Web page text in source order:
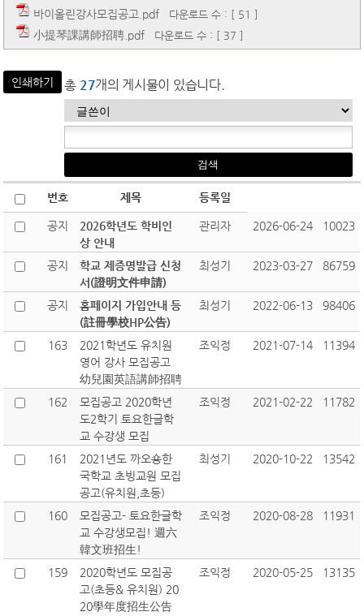
바이올린강사모집공고.pdf 다운로드 수 : [ 51 ]
小提琴課講師招聘.pdf 다운로드 수 : [ 37 ]
인쇄하기 총 27개의 게시물이 있습니다.
번호 제목 등록일
공지
2026학년도 학비인
상 안내
관리자 2026-06-24 10023
공지
학교 제증명발급 신청
서(證明文件申請)
최성기 2023-03-27 86759
공지
홈페이지 가입안내 등
(註冊學校HP公告)
최성기 2022-06-13 98406
163
2021학년도 유치원
영어 강사 모집공고
幼兒園英語講師招聘
조익정 2021-07-14 11394
162
모집공고 2020학년
도2학기 토요한글학
교 수강생 모집
조익정 2021-02-22 11782
161
2021년도 까오숑한
국학교 초빙교원 모집
공고(유치원,초등)
최성기 2020-10-22 13542
160
모집공고- 토요한글학
교 수강생모집! 週六
韓文班招生!
조익정 2020-08-28 11931
159
2020학년도 모집공
고(초등& 유치원) 20
20學年度招生公告
조익정 2020-05-25 13135